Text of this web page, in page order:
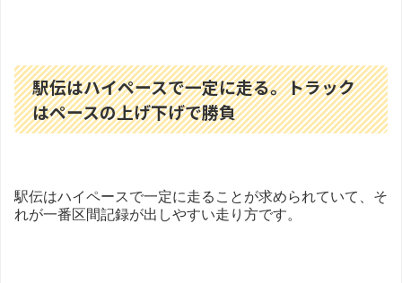
駅伝はハイペースで一定に走る。トラック
はペースの上げ下げで勝負
駅伝はハイペースで一定に走ることが求められていて、そ
れが一番区間記録が出しやすい走り方です。